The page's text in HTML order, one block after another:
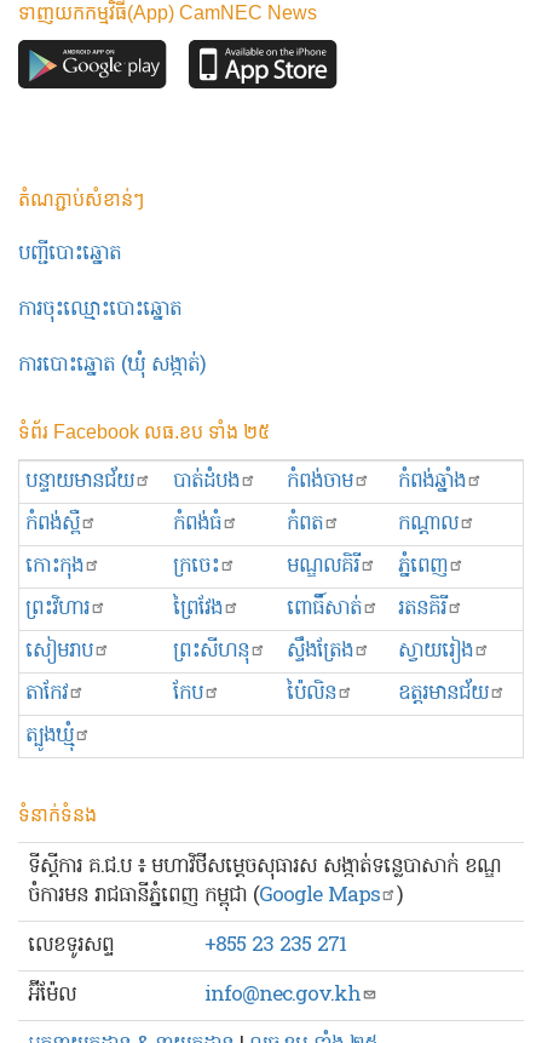
ទាញយកកម្មវិធី(App) CamNEC News
តំណភ្ជាប់សំខាន់ៗ
បញ្ជីបោះឆ្នោត
ការចុះឈ្មោះបោះឆ្នោត
ការបោះឆ្នោត (ឃុំ សង្កាត់)
ទំព័រ Facebook លធ.ខប ទាំង ២៥
បន្ទាយមានជ័យ បាត់ដំបង កំពង់ចាម
កំពង់ឆ្នាំង
កំពង់ស្ពឺ
កំពង់ធំ កំពត
កណ្ដាល
កោះកុង
ក្រចេះ មណ្ឌលគិរី
ភ្នំពេញ
ព្រះ​វិហារ
ព្រៃវែង ពោធិ៍សាត់
រតនគិរី
សៀមរាប
ព្រះសីហនុ ស្ទឹងត្រែង
ស្វាយរៀង
តាកែវ
កែប ប៉ៃលិន
ឧត្ដរមានជ័យ
ត្បូងឃ្មុំ
ទំនាក់ទំនង
ទីស្ដីការ គ.ជ.ប ៖ មហាវិថីសម្ដេចសុធារស សង្កាត់ទន្លេបាសាក់ ខណ្ឌ
ចំការមន រាជធានីភ្នំពេញ កម្ពុជា (Google Maps )
លេខ​ទូរសព្ទ
+855 23 235 271
អ៊ីម៉ែល
info@nec.gov.kh